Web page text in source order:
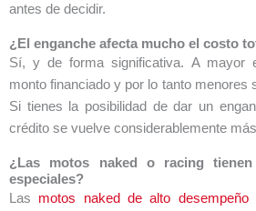
antes de decidir.
¿El enganche afecta mucho el costo
Sí, y de forma significativa. A mayor
monto financiado y por lo tanto menores
Si tienes la posibilidad de dar un
crédito se vuelve considerablemente
¿Las motos naked o racing
especiales?
Las
motos naked de alto desempeño